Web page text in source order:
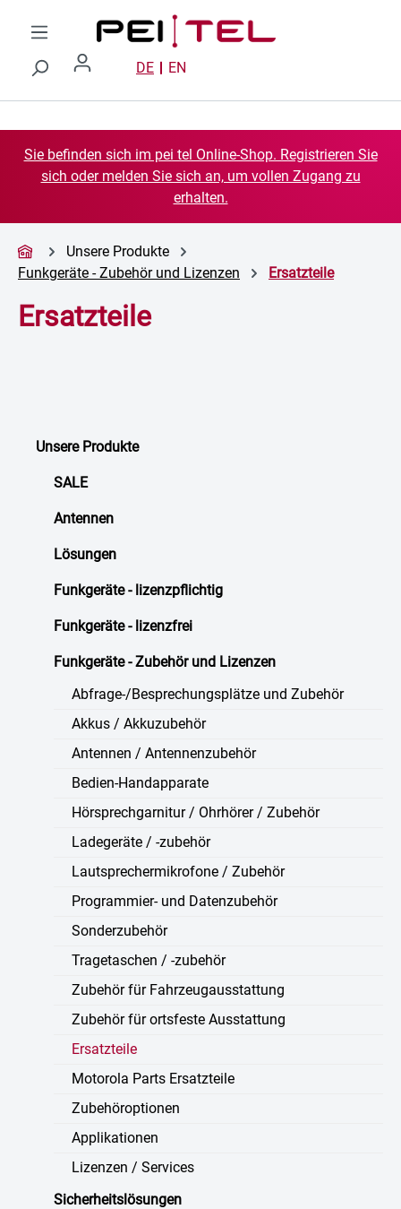
Zum Hauptinhalt springen
DE EN
Sie befinden sich im pei tel Online-Shop. Registrieren Sie
sich oder melden Sie sich an, um vollen Zugang zu
erhalten.
Unsere Produkte
Funkgeräte - Zubehör und Lizenzen
Ersatzteile
Ersatzteile
Unsere Produkte
SALE
Antennen
Lösungen
Funkgeräte - lizenzpflichtig
Funkgeräte - lizenzfrei
Funkgeräte - Zubehör und Lizenzen
Abfrage-/Besprechungsplätze und Zubehör
Akkus / Akkuzubehör
Antennen / Antennenzubehör
Bedien-Handapparate
Hörsprechgarnitur / Ohrhörer / Zubehör
Ladegeräte / -zubehör
Lautsprechermikrofone / Zubehör
Programmier- und Datenzubehör
Sonderzubehör
Tragetaschen / -zubehör
Zubehör für Fahrzeugausstattung
Zubehör für ortsfeste Ausstattung
Ersatzteile
Motorola Parts Ersatzteile
Zubehöroptionen
Applikationen
Lizenzen / Services
Sicherheitslösungen